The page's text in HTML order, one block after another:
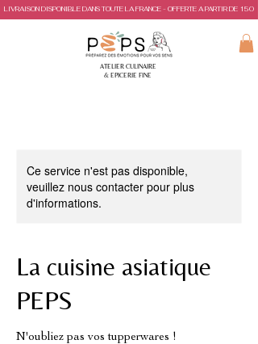
LIVRAISON DISPONIBLE DANS TOUTE LA FRANCE - OFFERTE A PARTIR DE 150€
ATELIER CULINAIRE
& EPICERIE FINE
Ce service n'est pas disponible,
veuillez nous contacter pour plus
d'informations.
La cuisine asiatique
PEPS
N'oubliez pas vos tupperwares !